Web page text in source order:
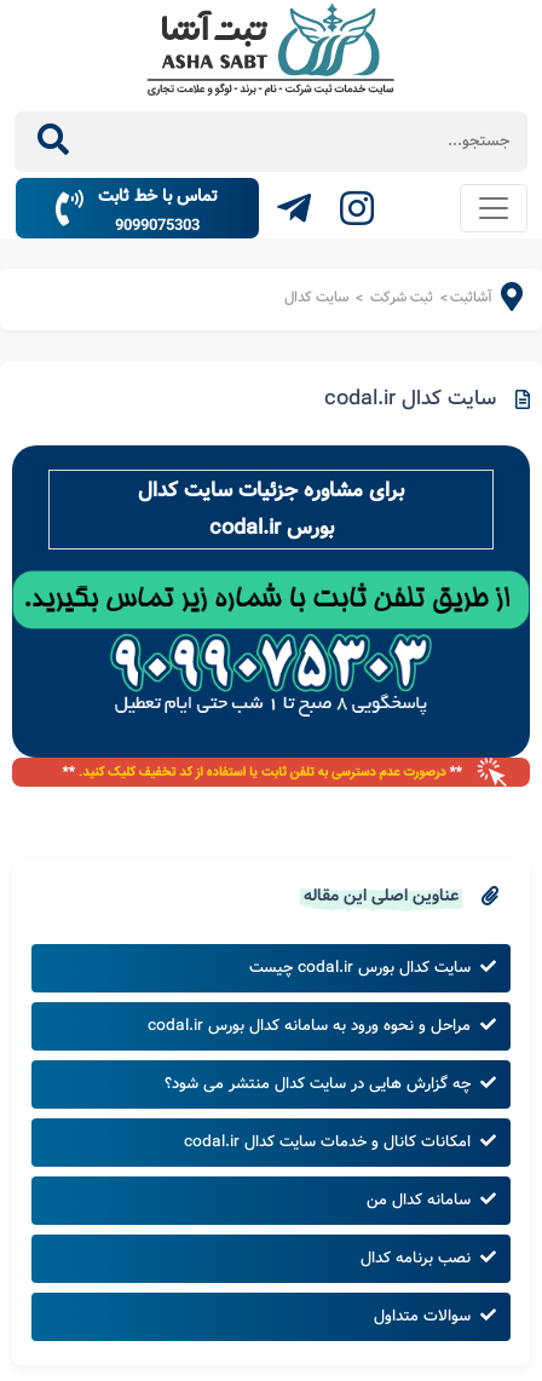
تماس با خط ثابت
9099075303
آشاثبت> ثبت شرکت > سایت کدال
سایت کدال codal.ir
برای مشاوره جزئیات سایت کدال
بورس codal.ir
عناوین اصلی این مقاله
سایت کدال بورس codal.ir چیست
مراحل و نحوه ورود به سامانه کدال بورس codal.ir
چه گزارش‌ هایی در سایت کدال منتشر می‎ ‌شود؟
امکانات کانال و خدمات سایت کدال codal.ir
سامانه کدال من
نصب برنامه کدال
سوالات متداول